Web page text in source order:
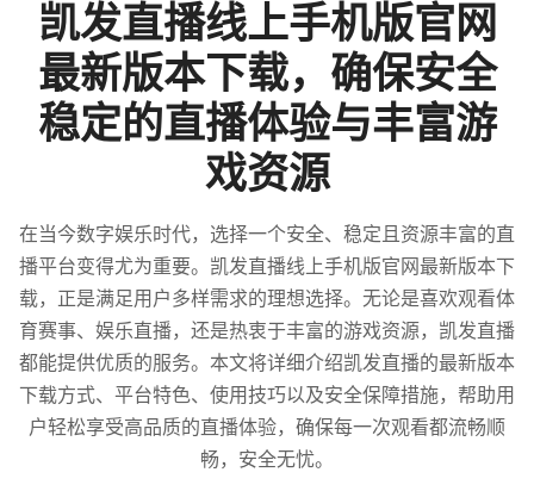
凯发直播线上手机版官网
最新版本下载，确保安全
稳定的直播体验与丰富游
戏资源
在当今数字娱乐时代，选择一个安全、稳定且资源丰富的直
播平台变得尤为重要。凯发直播线上手机版官网最新版本下
载，正是满足用户多样需求的理想选择。无论是喜欢观看体
育赛事、娱乐直播，还是热衷于丰富的游戏资源，凯发直播
都能提供优质的服务。本文将详细介绍凯发直播的最新版本
下载方式、平台特色、使用技巧以及安全保障措施，帮助用
户轻松享受高品质的直播体验，确保每一次观看都流畅顺
畅，安全无忧。